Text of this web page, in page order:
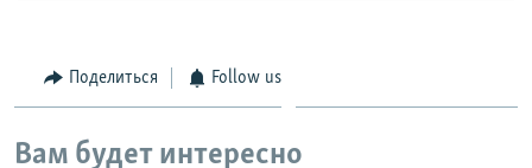
Поделиться Follow us
Вам будет интересно